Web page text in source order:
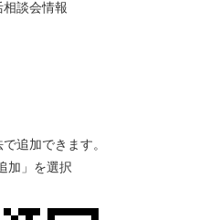
談会情報
追加できます。
加」を選択